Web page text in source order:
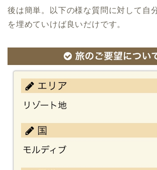
後は簡単。以下の様な質問に対して自
を埋めていけば良いだけです。